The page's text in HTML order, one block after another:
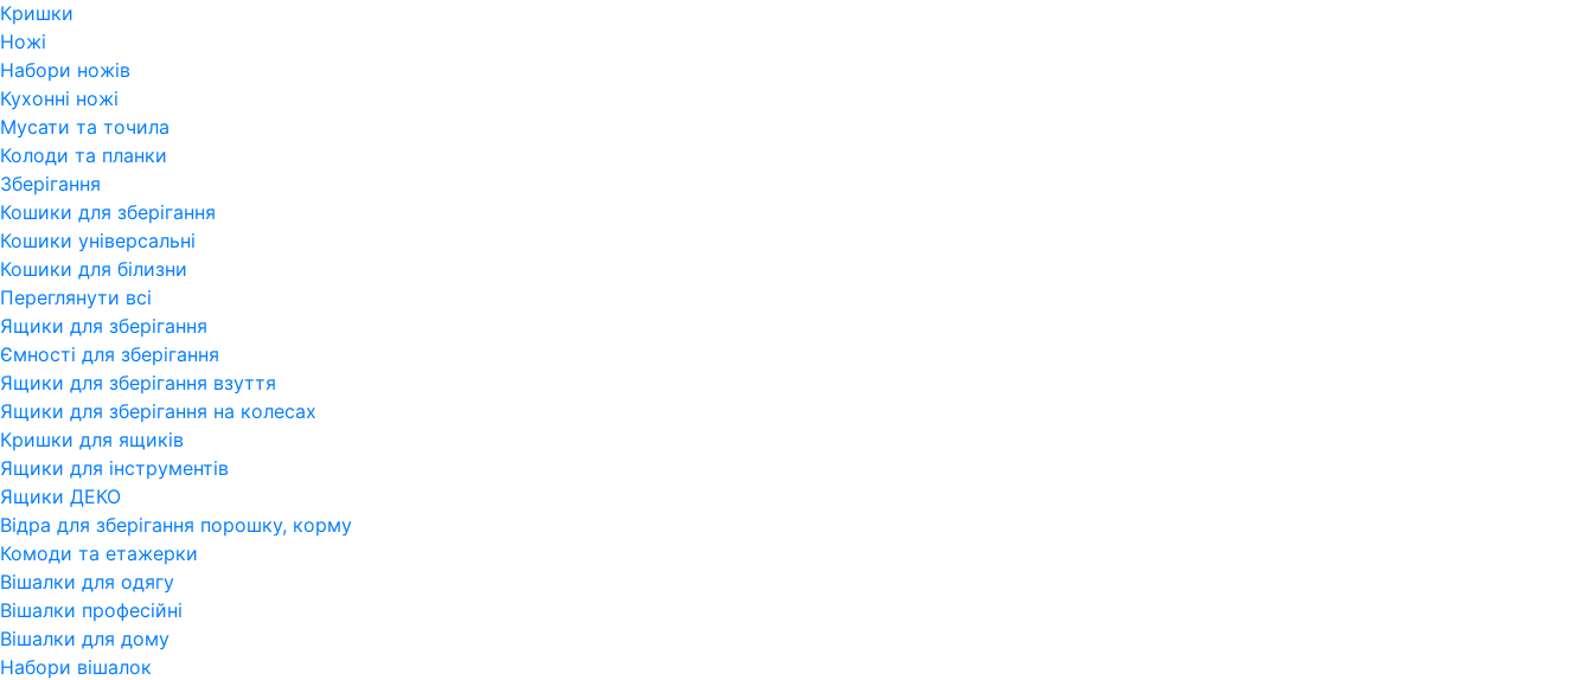
Кришки
Ножі
Набори ножів
Кухонні ножі
Мусати та точила
Колоди та планки
Зберігання
Кошики для зберігання
Кошики універсальні
Кошики для білизни
Переглянути всi
Ящики для зберігання
Ємності для зберігання
Ящики для зберігання взуття
Ящики для зберігання на колесах
Кришки для ящиків
Ящики для інструментів
Ящики ДЕКО
Відра для зберігання порошку, корму
Комоди та етажерки
Вішалки для одягу
Вішалки професійні
Вішалки для дому
Набори вішалок